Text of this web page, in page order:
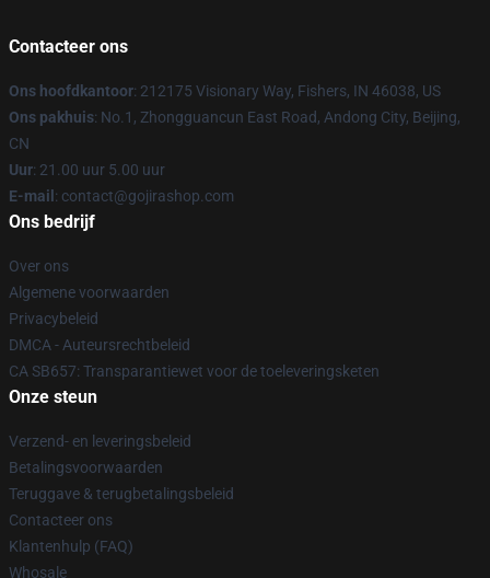
Contacteer ons
Ons hoofdkantoor: 212175 Visionary Way, Fishers, IN 46038, US
Ons pakhuis: No.1, Zhongguancun East Road, Andong City, Beijing,
CN
Uur: 21.00 uur 5.00 uur
E-mail : contact@gojirashop.com
Ons bedrijf
Over ons
Algemene voorwaarden
Privacybeleid
DMCA - Auteursrechtbeleid
CA SB657: Transparantiewet voor de toeleveringsketen
Onze steun
Verzend- en leveringsbeleid
Betalingsvoorwaarden
Teruggave & terugbetalingsbeleid
Contacteer ons
Klantenhulp (FAQ)
Whosale